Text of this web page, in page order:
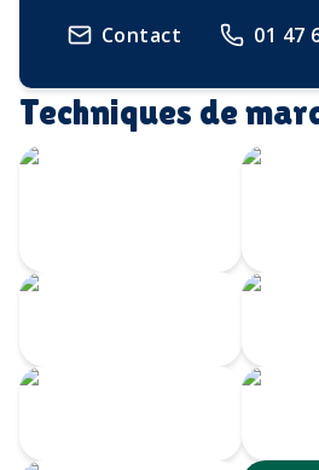
Contact 01 47
Techniques de